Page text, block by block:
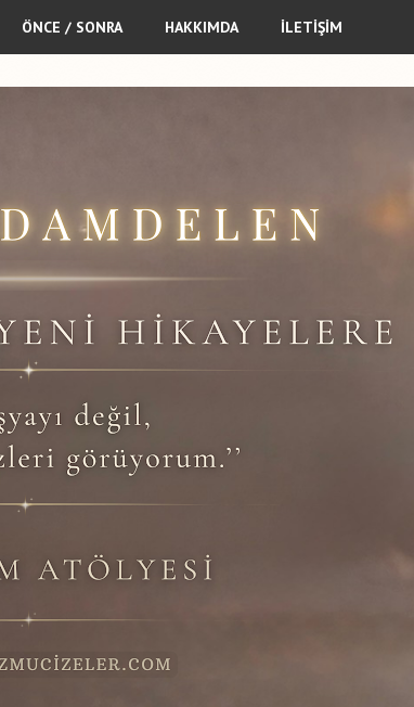
ÖNCE / SONRA HAKKIMDA İLETİŞİM